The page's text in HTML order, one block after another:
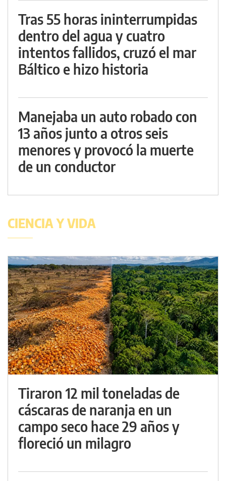
Tras 55 horas ininterrumpidas
dentro del agua y cuatro
intentos fallidos, cruzó el mar
Báltico e hizo historia
Manejaba un auto robado con
13 años junto a otros seis
menores y provocó la muerte
de un conductor
CIENCIA Y VIDA
Tiraron 12 mil toneladas de
cáscaras de naranja en un
campo seco hace 29 años y
floreció un milagro